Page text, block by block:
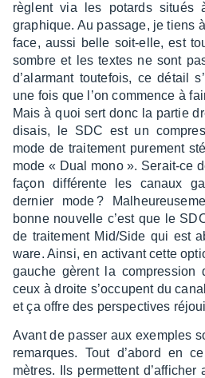
règlent via les potards situés
graphique. Au passage, je tiens
face, aussi belle soit-elle, est
sombre et les textes ne sont
d’alar­mant toute­fois, ce détail
une fois que l’on commence à
Mais à quoi sert donc la partie
disais, le SDC est un
mode de trai­te­ment pure­ment
mode « Dual mono ». Serait-ce
façon diffé­rente les canaux
dernier mode ?
bonne nouvelle c’est que le
de trai­te­ment Mid/Side qui est
ware. Ainsi, en acti­vant cette
gauche gèrent la
ceux à droite s’oc­cupent du
et ça offre des pers­pec­tives
Avant de passer aux exemples
remarques. Tout d’abord en
mètres. Ils permettent